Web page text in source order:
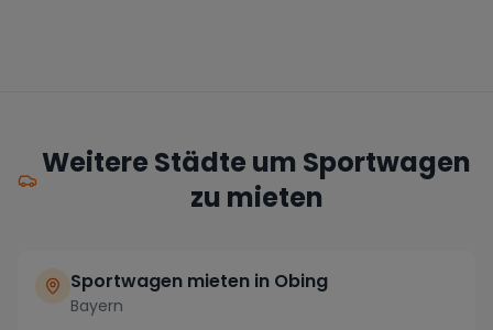
Weitere Städte um Sportwagen
zu mieten
Sportwagen mieten in Obing
Bayern